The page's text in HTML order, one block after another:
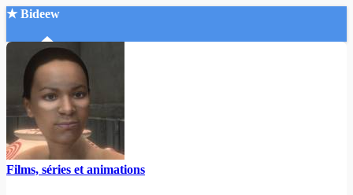
★ Bideew
Accueil
Recherche Avancée
Films, séries et animations